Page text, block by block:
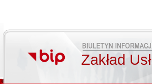
Zakład